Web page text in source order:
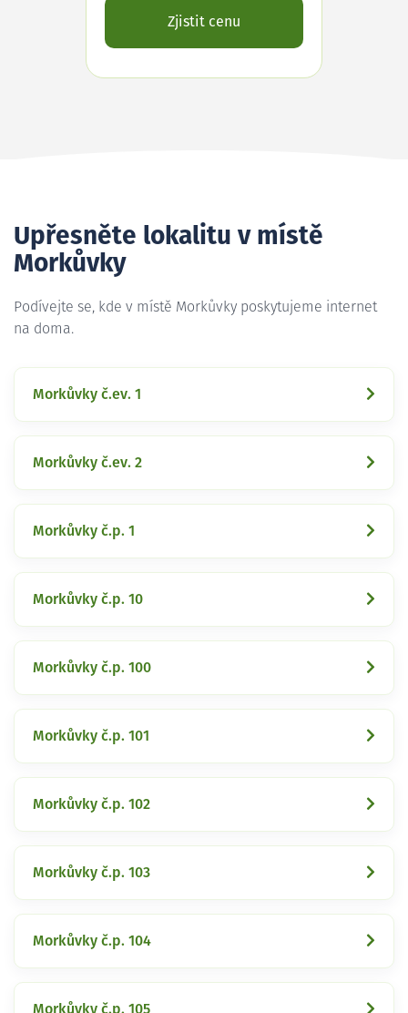
Zjistit cenu
Upřesněte lokalitu v místě
Morkůvky
Podívejte se, kde v místě Morkůvky poskytujeme internet
na doma.
Morkůvky č.ev. 1
Morkůvky č.ev. 2
Morkůvky č.p. 1
Morkůvky č.p. 10
Morkůvky č.p. 100
Morkůvky č.p. 101
Morkůvky č.p. 102
Morkůvky č.p. 103
Morkůvky č.p. 104
Morkůvky č.p. 105